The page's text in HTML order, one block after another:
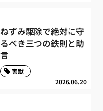
ねずみ駆除で絶対に守
るべき三つの鉄則と助
言
2026.06.20
害獣